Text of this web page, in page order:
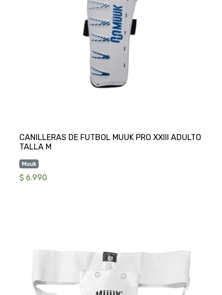
CANILLERAS DE FUTBOL MUUK PRO XXIII ADULTO
Muuk
$ 6.990